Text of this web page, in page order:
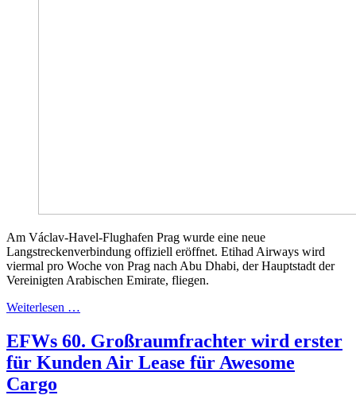
Am Václav-Havel-Flughafen Prag wurde eine neue
Langstreckenverbindung offiziell eröffnet. Etihad Airways wird
viermal pro Woche von Prag nach Abu Dhabi, der Hauptstadt der
Vereinigten Arabischen Emirate, fliegen.
Weiterlesen …
EFWs 60. Großraumfrachter wird erster
für Kunden Air Lease für Awesome
Cargo